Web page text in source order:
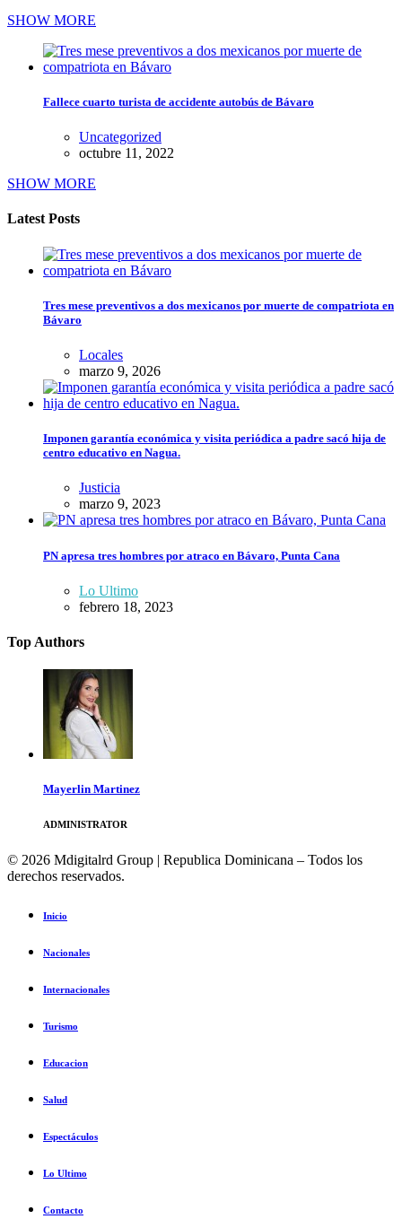
SHOW MORE
Fallece cuarto turista de accidente autobús de Bávaro
Uncategorized
octubre 11, 2022
SHOW MORE
Latest Posts
Tres mese preventivos a dos mexicanos por muerte de compatriota en
Bávaro
Locales
marzo 9, 2026
Imponen garantía económica y visita periódica a padre sacó hija de
centro educativo en Nagua.
Justicia
marzo 9, 2023
PN apresa tres hombres por atraco en Bávaro, Punta Cana
Lo Ultimo
febrero 18, 2023
Top Authors
Mayerlin Martinez
ADMINISTRATOR
© 2026 Mdigitalrd Group | Republica Dominicana – Todos los
derechos reservados.
Inicio
Nacionales
Internacionales
Turismo
Educacion
Salud
Espectáculos
Lo Ultimo
Contacto